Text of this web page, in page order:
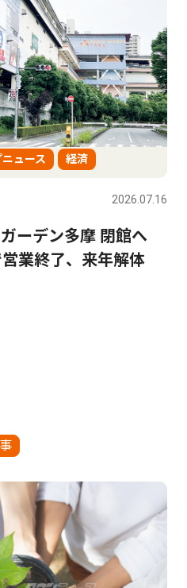
ニュース 経済
2026.07.16
ーデン多摩 閉館へ
業終了、来年解体